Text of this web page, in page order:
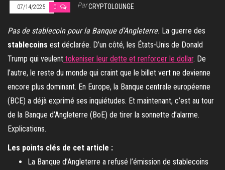
07/14/2025 0 ParCRYPTOLOUNGE
Pas de stablecoin pour la Banque d’Angleterre. La guerre des
stablecoins est déclarée. D’un côté, les États-Unis de Donald
Trump qui veulent tokeniser leur dette et renforcer le dollar. De
l’autre, le reste du monde qui craint que le billet vert ne devienne
encore plus dominant. En Europe, la Banque centrale européenne
(BCE) a déjà exprimé ses inquiétudes. Et maintenant, c’est au tour
de la Banque d’Angleterre (BoE) de tirer la sonnette d’alarme.
Explications.
Les points clés de cet article :
La Banque d’Angleterre a refusé l’émission de stablecoins